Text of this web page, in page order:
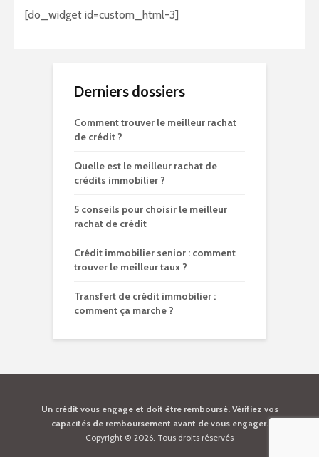
[do_widget id=custom_html-3]
Derniers dossiers
Comment trouver le meilleur rachat
de crédit ?
Quelle est le meilleur rachat de
crédits immobilier ?
5 conseils pour choisir le meilleur
rachat de crédit
Crédit immobilier senior : comment
trouver le meilleur taux ?
Transfert de crédit immobilier :
comment ça marche ?
Un crédit vous engage et doit être remboursé. Vérifiez vos
capacités de remboursement avant de vous engager.
Copyright © 2026. Tous droits réservés